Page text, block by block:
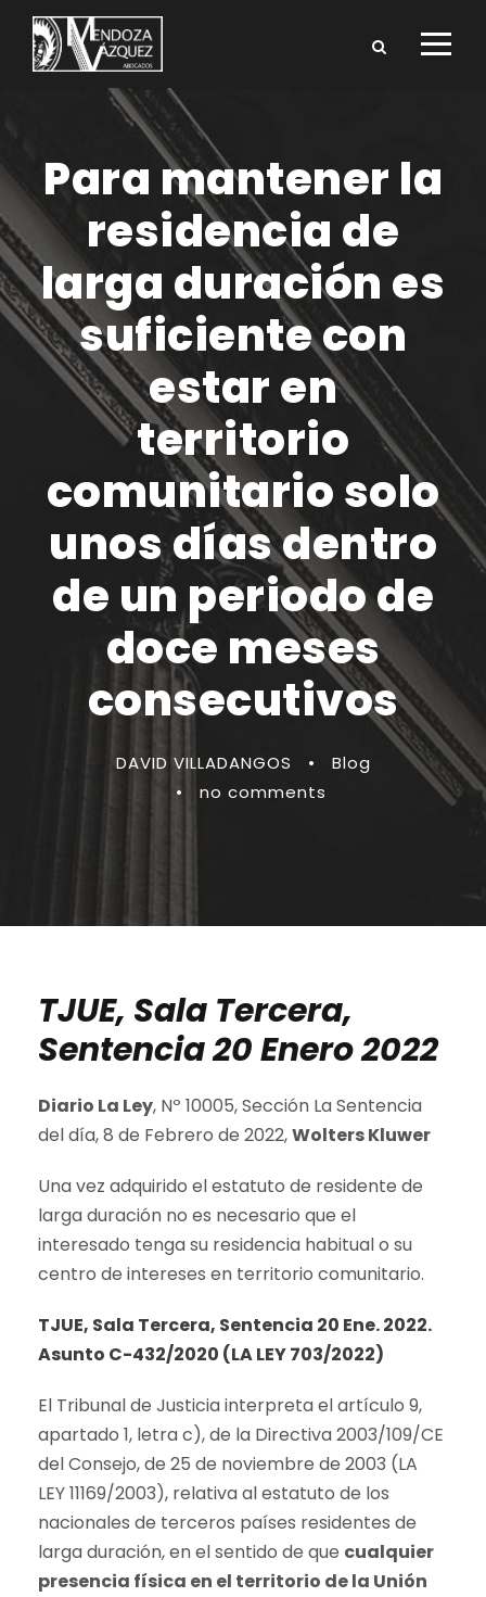
Para mantener la
residencia de
larga duración es
suficiente con
estar en
territorio
comunitario solo
unos días dentro
de un periodo de
doce meses
consecutivos
DAVID VILLADANGOS •
Blog
•
no comments
TJUE, Sala Tercera,
Sentencia 20 Enero 2022
Diario La Ley, Nº 10005, Sección La Sentencia
del día, 8 de Febrero de 2022,Wolters Kluwer
Una vez adquirido el estatuto de residente de
larga duración no es necesario que el
interesado tenga su residencia habitual o su
centro de intereses en territorio comunitario.
TJUE, Sala Tercera, Sentencia 20 Ene. 2022.
Asunto C-432/2020 (LA LEY 703/2022)
El Tribunal de Justicia interpreta el artículo 9,
apartado 1, letra c), de la Directiva 2003/109/CE
del Consejo, de 25 de noviembre de 2003 (LA
LEY 11169/2003), relativa al estatuto de los
nacionales de terceros países residentes de
larga duración, en el sentido de que cualquier
presencia física en el territorio de la Unión